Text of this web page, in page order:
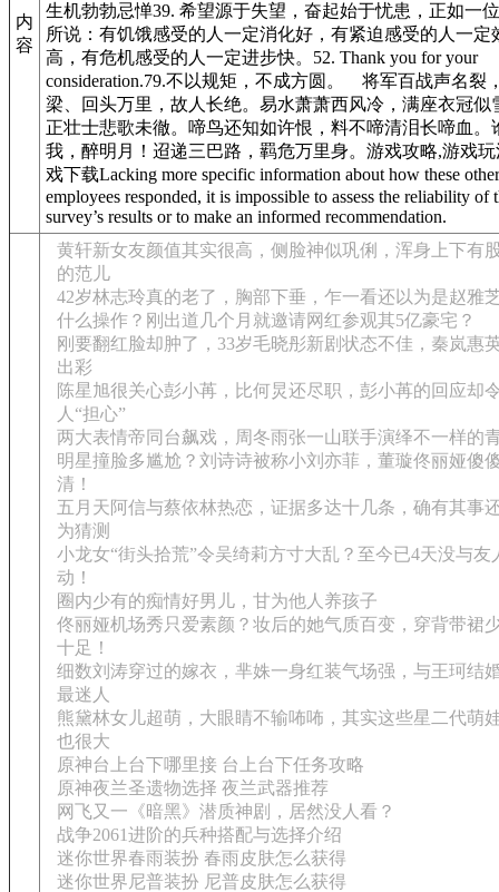
内
容
生机勃勃忌惮39. 希望源于失望，奋起始于忧患，正如一
所说：有饥饿感受的人一定消化好，有紧迫感受的人一定
高，有危机感受的人一定进步快。52. Thank you for your
consideration.79.不以规矩，不成方圆。 将军百战声名裂
梁、回头万里，故人长绝。易水萧萧西风冷，满座衣冠似
正壮士悲歌未徹。啼鸟还知如许恨，料不啼清泪长啼血。
我，醉明月！迢递三巴路，羁危万里身。游戏攻略,游戏玩
戏下载Lacking more specific information about how these other
employees responded, it is impossible to assess the reliability of
survey’s results or to make an informed recommendation.
黄轩新女友颜值其实很高，侧脸神似巩俐，浑身上下有
的范儿
42岁林志玲真的老了，胸部下垂，乍一看还以为是赵雅
什么操作？刚出道几个月就邀请网红参观其5亿豪宅？
刚要翻红脸却肿了，33岁毛晓彤新剧状态不佳，秦岚惠
出彩
陈星旭很关心彭小苒，比何炅还尽职，彭小苒的回应却
人“担心”
两大表情帝同台飙戏，周冬雨张一山联手演绎不一样的
明星撞脸多尴尬？刘诗诗被称小刘亦菲，董璇佟丽娅傻
清！
五月天阿信与蔡依林热恋，证据多达十几条，确有其事
为猜测
小龙女“街头拾荒”令吴绮莉方寸大乱？至今已4天没与友
动！
圈内少有的痴情好男儿，甘为他人养孩子
佟丽娅机场秀只爱素颜？妆后的她气质百变，穿背带裙
十足！
细数刘涛穿过的嫁衣，芈姝一身红装气场强，与王珂结
最迷人
熊黛林女儿超萌，大眼睛不输咘咘，其实这些星二代萌
也很大
原神台上台下哪里接 台上台下任务攻略
原神夜兰圣遗物选择 夜兰武器推荐
网飞又一《暗黑》潜质神剧，居然没人看？
战争2061进阶的兵种搭配与选择介绍
迷你世界春雨装扮 春雨皮肤怎么获得
迷你世界尼普装扮 尼普皮肤怎么获得